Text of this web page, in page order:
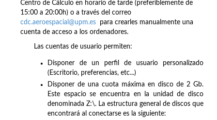
Centro de Cálculo en horario de tarde (preferiblemente de
15:00 a 20:00h) o a través del correo
cdc.aeroespacial@upm.es para crearles manualmente una
cuenta de acceso a los ordenadores.
Las cuentas de usuario permiten:
Disponer de un perfil de usuario personalizado
(Escritorio, preferencias, etc...)
Disponer de una cuota máxima en disco de 2 Gb.
Este espacio se encuentra en la unidad de disco
denominada Z:\. La estructura general de discos que
encontrará al conectarse es la siguiente: